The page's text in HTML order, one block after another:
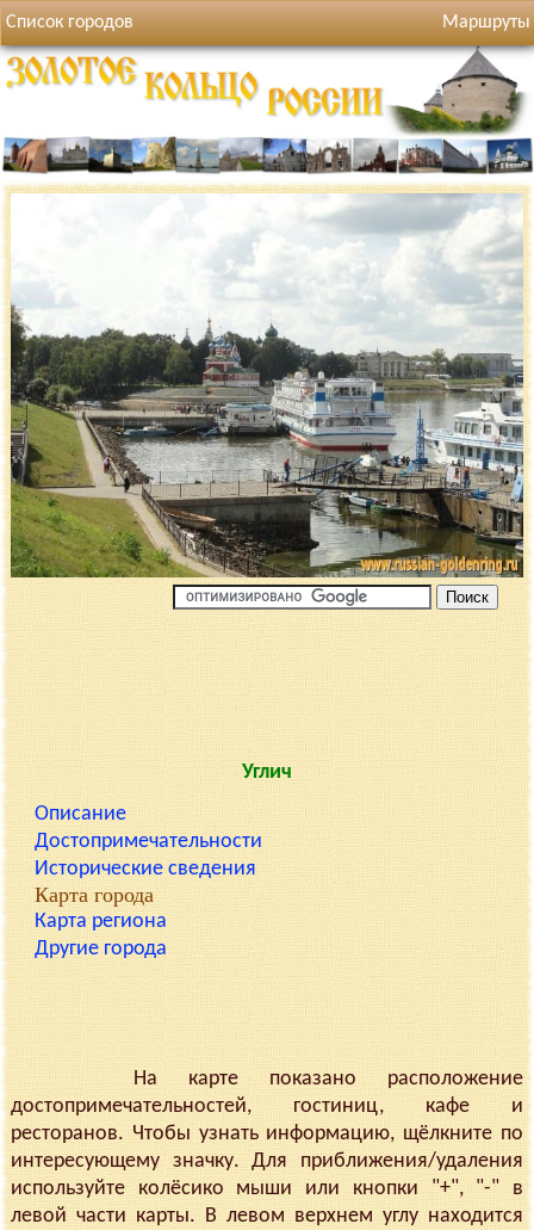
Список городов Маршруты
Углич
Описание
Достопримечательности
Исторические сведения
Карта города
Карта региона
Другие города
На карте показано расположение
достопримечательностей, гостиниц, кафе и
ресторанов. Чтобы узнать информацию, щёлкните по
интересующему значку. Для приближения/удаления
используйте колёсико мыши или кнопки "+", "-" в
левой части карты. В левом верхнем углу находится